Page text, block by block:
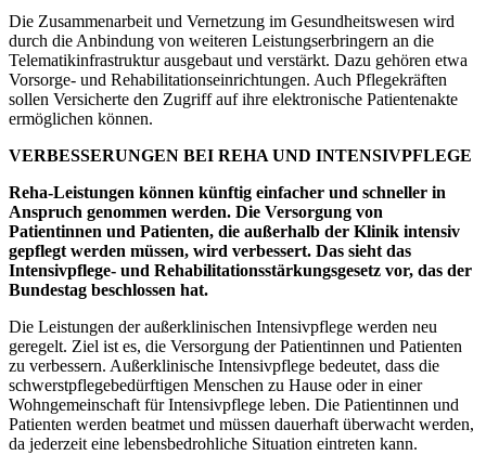
Die Zusammenarbeit und Vernetzung im Gesundheitswesen wird
durch die Anbindung von weiteren Leistungserbringern an die
Telematikinfrastruktur ausgebaut und verstärkt. Dazu gehören etwa
Vorsorge- und Rehabilitationseinrichtungen. Auch Pflegekräften
sollen Versicherte den Zugriff auf ihre elektronische Patientenakte
ermöglichen können.
VERBESSERUNGEN BEI REHA UND INTENSIVPFLEGE
Reha-Leistungen können künftig einfacher und schneller in
Anspruch genommen werden. Die Versorgung von
Patientinnen und Patienten, die außerhalb der Klinik intensiv
gepflegt werden müssen, wird verbessert. Das sieht das
Intensivpflege- und Rehabilitationsstärkungsgesetz vor, das der
Bundestag beschlossen hat.
Die Leistungen der außerklinischen Intensivpflege werden neu
geregelt. Ziel ist es, die Versorgung der Patientinnen und Patienten
zu verbessern. Außerklinische Intensivpflege bedeutet, dass die
schwerstpflegebedürftigen Menschen zu Hause oder in einer
Wohngemeinschaft für Intensivpflege leben. Die Patientinnen und
Patienten werden beatmet und müssen dauerhaft überwacht werden,
da jederzeit eine lebensbedrohliche Situation eintreten kann.